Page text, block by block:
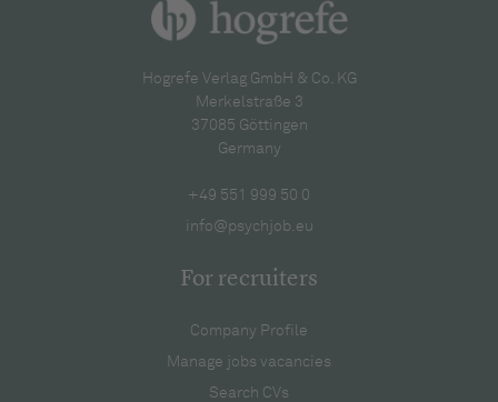
Hogrefe Verlag GmbH & Co. KG
Merkelstraße 3
37085 Göttingen
Germany
+49 551 999 50 0
info@psychjob.eu
For recruiters
Company Profile
Manage jobs vacancies
Search CVs